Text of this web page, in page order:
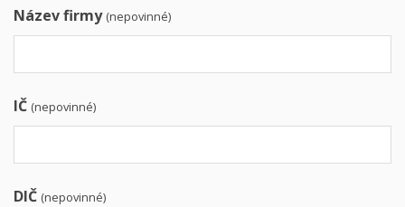
Název firmy (nepovinné)
IČ (nepovinné)
DIČ (nepovinné)